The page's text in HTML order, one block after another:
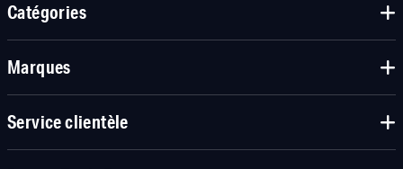
Catégories
Marques
Service clientèle